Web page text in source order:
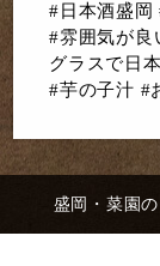
#日本酒盛岡
#雰囲気が良
グラスで日
#芋の子汁 #
盛岡・菜園